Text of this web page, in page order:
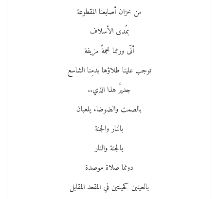
من خزان أصابعنا المقطوعة
بمُدى الأسلاف
أنّى ورثنا نجمةً مزيفة
توجب علينا طلاؤها بدمِنا الشاسع
جديرٌ هذا الذي..
بالصمت والضوضاء يلعبان
بالنار والجنة
بالجنة والنار
دونما صلاة موصدة
بالعينين كحيلتين في المقعد المقابل